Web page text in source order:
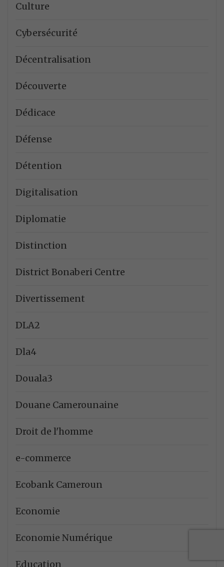
Culture
Cybersécurité
Décentralisation
Découverte
Dédicace
Défense
Détention
Digitalisation
Diplomatie
Distinction
District Bonaberi Centre
Divertissement
DLA2
Dla4
Douala3
Douane Camerounaine
Droit de l'homme
e-commerce
Ecobank Cameroun
Economie
Economie Numérique
Education